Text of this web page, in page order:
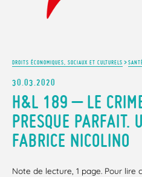
DROITS ÉCONOMIQUES, SOCIAUX ET CULTURELS >
30.03.2020
H&L 189 – LE
PRESQUE PARFAIT.
FABRICE NICOLINO
Note de lecture, 1 page. Pour lire